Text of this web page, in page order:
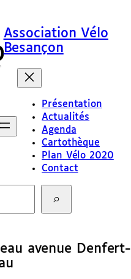
Association Vélo
Besançon
Présentation
Actualités
Agenda
Cartothèque
Plan Vélo 2020
Contact
avenue Denfert-